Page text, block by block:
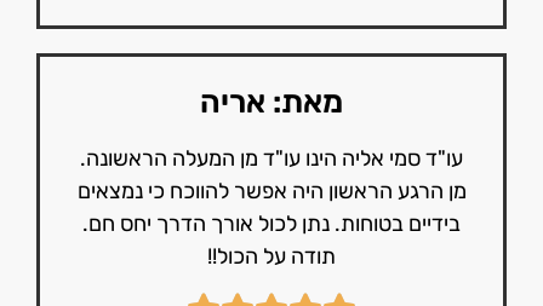
מאת: אריה
עו"ד סמי אליה הינו עו"ד מן המעלה הראשונה.
מן הרגע הראשון היה אפשר להווכח כי נמצאים
בידיים בטוחות. נתן לכול אורך הדרך יחס חם.
תודה על הכול!!